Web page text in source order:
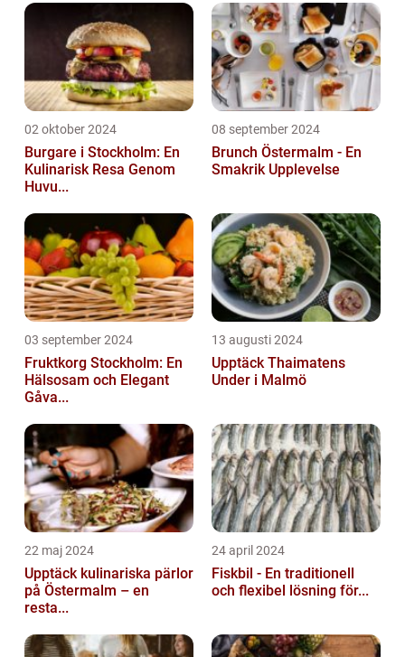
02 oktober 2024
Burgare i Stockholm: En
Kulinarisk Resa Genom
Huvu...
08 september 2024
Brunch Östermalm - En
Smakrik Upplevelse
03 september 2024
Fruktkorg Stockholm: En
Hälsosam och Elegant
Gåva...
13 augusti 2024
Upptäck Thaimatens
Under i Malmö
22 maj 2024
Upptäck kulinariska pärlor
på Östermalm – en
resta...
24 april 2024
Fiskbil - En traditionell
och flexibel lösning för...